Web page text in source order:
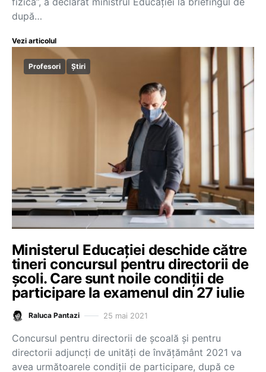
după…
Vezi articolul
Profesori Știri
Ministerul Educației deschide către
tineri concursul pentru directorii de
școli. Care sunt noile condiții de
participare la examenul din 27 iulie
Raluca Pantazi 25 mai 2021
Concursul pentru directorii de școală și pentru
directorii adjuncți de unități de învățământ 2021 va
avea următoarele condiții de participare, după ce